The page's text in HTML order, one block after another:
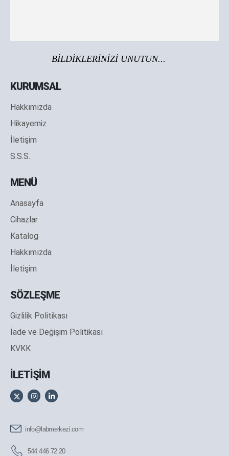
BİLDİKLERİNİZİ UNUTUN...
KURUMSAL
Hakkımızda
Hikayemiz
İletişim
S.S.S.
MENÜ
Anasayfa
Cihazlar
Katalog
Hakkımızda
İletişim
SÖZLEŞME
Gizlilik Politikası
İade ve Değişim Politikası
KVKK
İLETİŞİM
info@labmerkezi.com
544 446 72 20